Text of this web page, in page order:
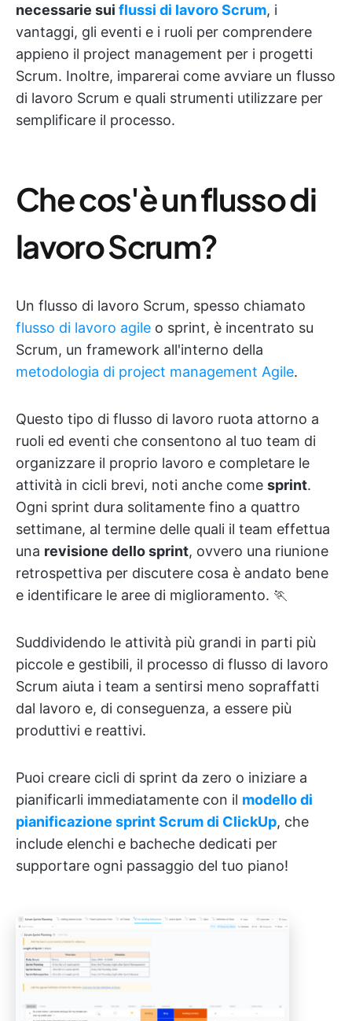
necessarie sui flussi di lavoro Scrum, i
vantaggi, gli eventi e i ruoli per comprendere
appieno il project management per i progetti
Scrum. Inoltre, imparerai come avviare un flusso
di lavoro Scrum e quali strumenti utilizzare per
semplificare il processo.
Che cos'è un flusso di
lavoro Scrum?
Un flusso di lavoro Scrum, spesso chiamato
flusso di lavoro agile o sprint, è incentrato su
Scrum, un framework all'interno della
metodologia di project management Agile.
Questo tipo di flusso di lavoro ruota attorno a
ruoli ed eventi che consentono al tuo team di
organizzare il proprio lavoro e completare le
attività in cicli brevi, noti anche come sprint.
Ogni sprint dura solitamente fino a quattro
settimane, al termine delle quali il team effettua
una revisione dello sprint, ovvero una riunione
retrospettiva per discutere cosa è andato bene
e identificare le aree di miglioramento. 🏃
Suddividendo le attività più grandi in parti più
piccole e gestibili, il processo di flusso di lavoro
Scrum aiuta i team a sentirsi meno sopraffatti
dal lavoro e, di conseguenza, a essere più
produttivi e reattivi.
Puoi creare cicli di sprint da zero o iniziare a
pianificarli immediatamente con il modello di
pianificazione sprint Scrum di ClickUp, che
include elenchi e bacheche dedicati per
supportare ogni passaggio del tuo piano!